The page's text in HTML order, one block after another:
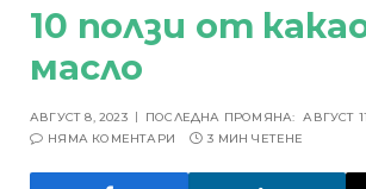
10 ползи от
масло
АВГУСТ 8, 2023 ПОСЛЕДНА ПРОМЯНА: АВГУСТ
НЯМА КОМЕНТАРИ
3 МИН ЧЕТЕНЕ